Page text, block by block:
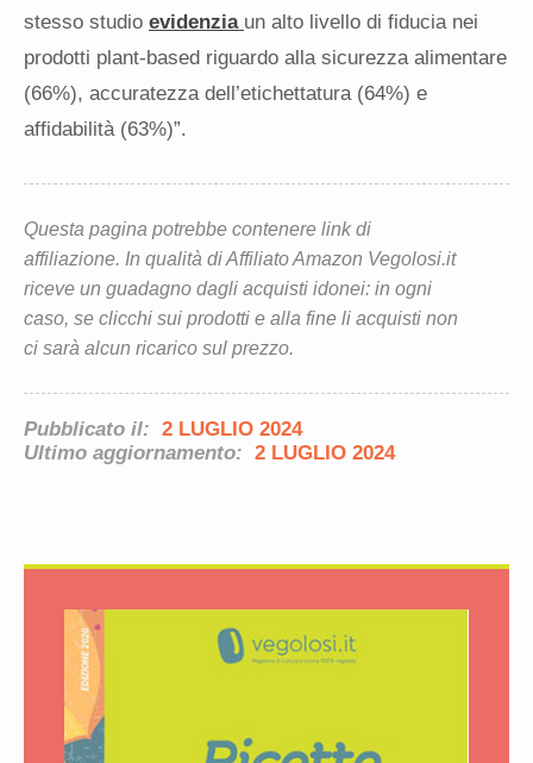
stesso studio evidenzia un alto livello di fiducia nei
prodotti plant-based riguardo alla sicurezza alimentare
(66%), accuratezza dell’etichettatura (64%) e
affidabilità (63%)”.
Questa pagina potrebbe contenere link di
affiliazione. In qualità di Affiliato Amazon Vegolosi.it
riceve un guadagno dagli acquisti idonei: in ogni
caso, se clicchi sui prodotti e alla fine li acquisti non
ci sarà alcun ricarico sul prezzo.
Pubblicato il: 2 LUGLIO 2024
Ultimo aggiornamento: 2 LUGLIO 2024